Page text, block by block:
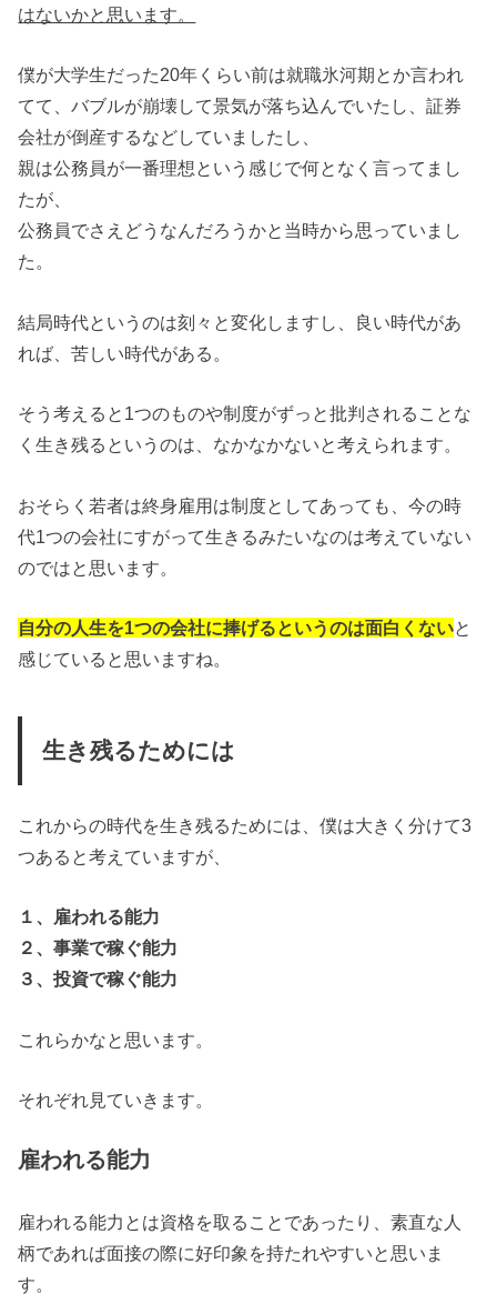
はないかと思います。
僕が大学生だった20年くらい前は就職氷河期とか言われ
てて、バブルが崩壊して景気が落ち込んでいたし、証券
会社が倒産するなどしていましたし、
親は公務員が一番理想という感じで何となく言ってまし
たが、
公務員でさえどうなんだろうかと当時から思っていまし
た。
結局時代というのは刻々と変化しますし、良い時代があ
れば、苦しい時代がある。
そう考えると1つのものや制度がずっと批判されることな
く生き残るというのは、なかなかないと考えられます。
おそらく若者は終身雇用は制度としてあっても、今の時
代1つの会社にすがって生きるみたいなのは考えていない
のではと思います。
自分の人生を1つの会社に捧げるというのは面白くないと
感じていると思いますね。
生き残るためには
これからの時代を生き残るためには、僕は大きく分けて3
つあると考えていますが、
１、雇われる能力
２、事業で稼ぐ能力
３、投資で稼ぐ能力
これらかなと思います。
それぞれ見ていきます。
雇われる能力
雇われる能力とは資格を取ることであったり、素直な人
柄であれば面接の際に好印象を持たれやすいと思いま
す。